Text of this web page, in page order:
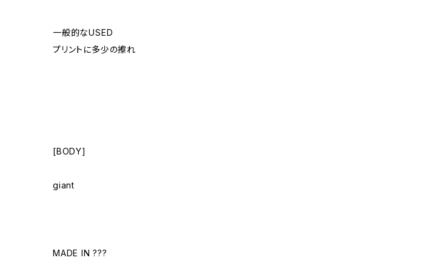
一般的なUSED
プリントに多少の擦れ
[BODY]
giant
MADE IN ???